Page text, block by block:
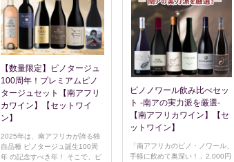
【数量限定】ピノタージュ
100周年！プレミアムピノ
タージュセット【南アフリ
カワイン】【セットワイ
ン】
2025年は、南アフリカが誇る独
自品種 ピノタージュ誕生100周
年 の記念すべき年！ そこで、ピ
ピノノワール飲み比べセッ
ト -南アの実力派を厳選-
【南アフリカワイン】【セ
ットワイン】
「南アフリカのピノ・ノワール、
手軽に飲めて奥深い！」2,000円